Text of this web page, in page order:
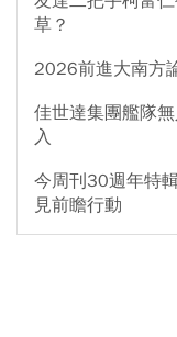
草？
2026前進大南方
佳世達集團艦隊
入
今周刊30週年特
見前瞻行動